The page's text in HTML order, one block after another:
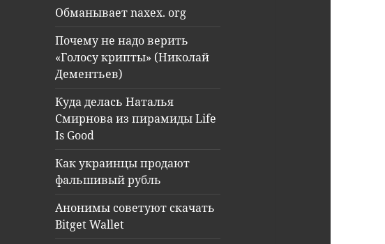
Обманывает naxex. org
Почему не надо верить
«Голосу крипты» (Николай
Дементьев)
Куда делась Наталья
Смирнова из пирамиды Life
Is Good
Как украинцы продают
фальшивый рубль
Анонимы советуют скачать
Bitget Wallet